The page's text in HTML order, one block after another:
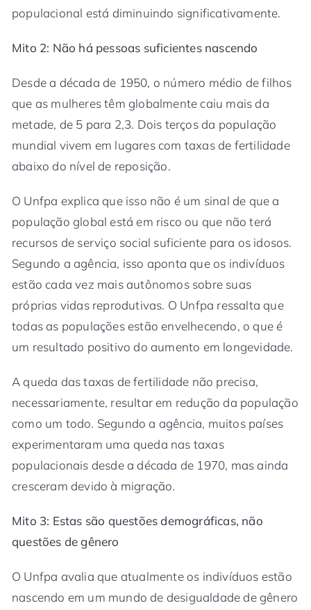
populacional está diminuindo significativamente.
Mito 2: Não há pessoas suficientes nascendo
Desde a década de 1950, o número médio de filhos
que as mulheres têm globalmente caiu mais da
metade, de 5 para 2,3. Dois terços da população
mundial vivem em lugares com taxas de fertilidade
abaixo do nível de reposição.
O Unfpa explica que isso não é um sinal de que a
população global está em risco ou que não terá
recursos de serviço social suficiente para os idosos.
Segundo a agência, isso aponta que os indivíduos
estão cada vez mais autônomos sobre suas
próprias vidas reprodutivas. O Unfpa ressalta que
todas as populações estão envelhecendo, o que é
um resultado positivo do aumento em longevidade.
A queda das taxas de fertilidade não precisa,
necessariamente, resultar em redução da população
como um todo. Segundo a agência, muitos países
experimentaram uma queda nas taxas
populacionais desde a década de 1970, mas ainda
cresceram devido à migração.
Mito 3: Estas são questões demográficas, não
questões de gênero
O Unfpa avalia que atualmente os indivíduos estão
nascendo em um mundo de desigualdade de gênero